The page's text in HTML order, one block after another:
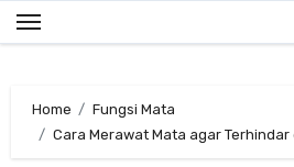
Skip
to
Home
Fungsi Mata
Cara Merawat Mata agar Terhindar